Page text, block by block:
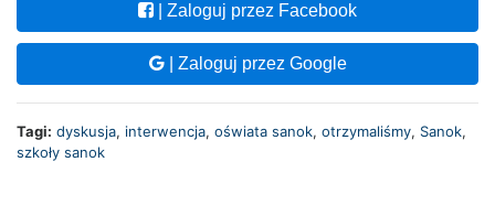
| Zaloguj przez Facebook
| Zaloguj przez Google
Tagi: dyskusja, interwencja, oświata sanok, otrzymaliśmy, Sanok,
szkoły sanok